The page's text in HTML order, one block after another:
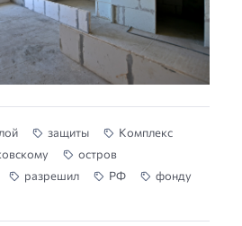
защиты
Комплекс
остров
разрешил РФ
фонду